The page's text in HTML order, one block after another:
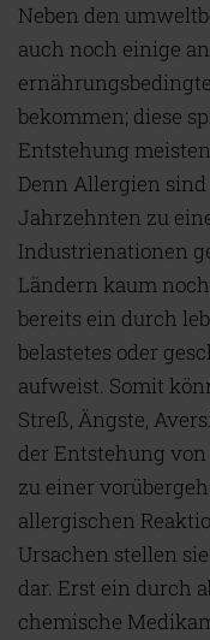
Neben den
auch noch einige
bekommen; diese
Entstehung
Denn Allergien
Jahrzehnten zu
Industrienationen
Ländern kaum
bereits ein durch
belastetes oder
aufweist. Somit
Streß, Ängste,
der Entstehung
zu einer
allergischen
Ursachen stellen
dar. Erst ein durch
chemische